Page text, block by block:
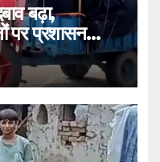
बढ़ा,
पर प्रशासन